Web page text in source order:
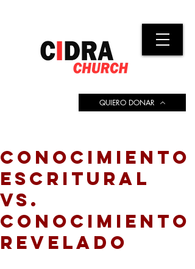
QUIERO DONAR
CONOCIMIENTO
ESCRITURAL
VS.
CONOCIMIENTO
REVELADO